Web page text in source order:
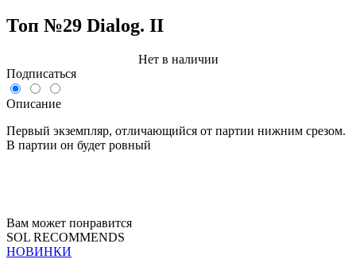
Топ №29 Dialog. II
Нет в наличии
Подписаться
Описание
Первый экземпляр, отличающийся от партии нижним срезом.
В партии он будет ровный
Вам может понравится
SOL RECOMMENDS
НОВИНКИ